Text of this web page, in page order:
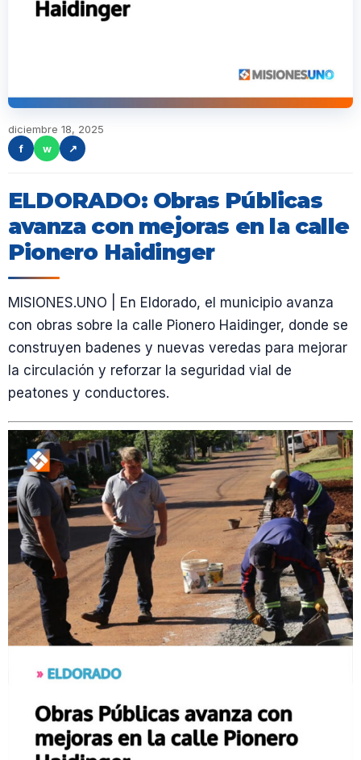
diciembre 18, 2025
f
w ↗
ELDORADO: Obras Públicas
avanza con mejoras en la calle
Pionero Haidinger
MISIONES.UNO | En Eldorado, el municipio avanza
con obras sobre la calle Pionero Haidinger, donde se
construyen badenes y nuevas veredas para mejorar
la circulación y reforzar la seguridad vial de
peatones y conductores.